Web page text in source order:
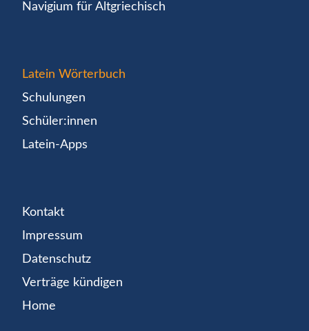
Navigium für Altgriechisch
Latein Wörterbuch
Schulungen
Schüler:innen
Latein-Apps
Kontakt
Impressum
Datenschutz
Verträge kündigen
Home